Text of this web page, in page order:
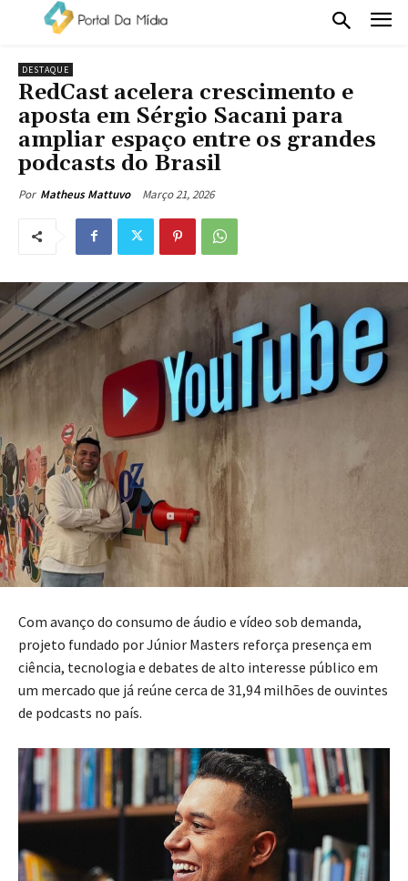
DESTAQUE
RedCast acelera crescimento e
aposta em Sérgio Sacani para
ampliar espaço entre os grandes
podcasts do Brasil
Por Matheus Mattuvo Março 21, 2026
Com avanço do consumo de áudio e vídeo sob demanda,
projeto fundado por Júnior Masters reforça presença em
ciência, tecnologia e debates de alto interesse público em
um mercado que já reúne cerca de 31,94 milhões de ouvintes
de podcasts no país.